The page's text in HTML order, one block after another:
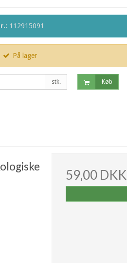
112915091
På lager
stk. Køb
59,00 DKK